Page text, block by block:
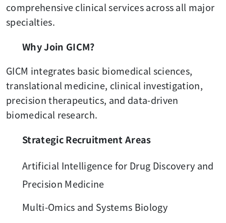
comprehensive clinical services across all major
specialties.
Why Join GICM?
GICM integrates basic biomedical sciences,
translational medicine, clinical investigation,
precision therapeutics, and data-driven
biomedical research.
Strategic Recruitment Areas
Artificial Intelligence for Drug Discovery and
Precision Medicine
Multi-Omics and Systems Biology